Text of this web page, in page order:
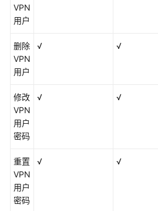
VPN
用户
删除
VPN
用户
√ √
修改
VPN
用户
密码
√ √
重置
VPN
用户
密码
√ √